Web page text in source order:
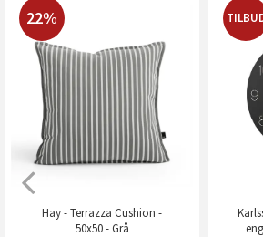
22%
Hay - Terrazza Cushion -
50x50 - Grå